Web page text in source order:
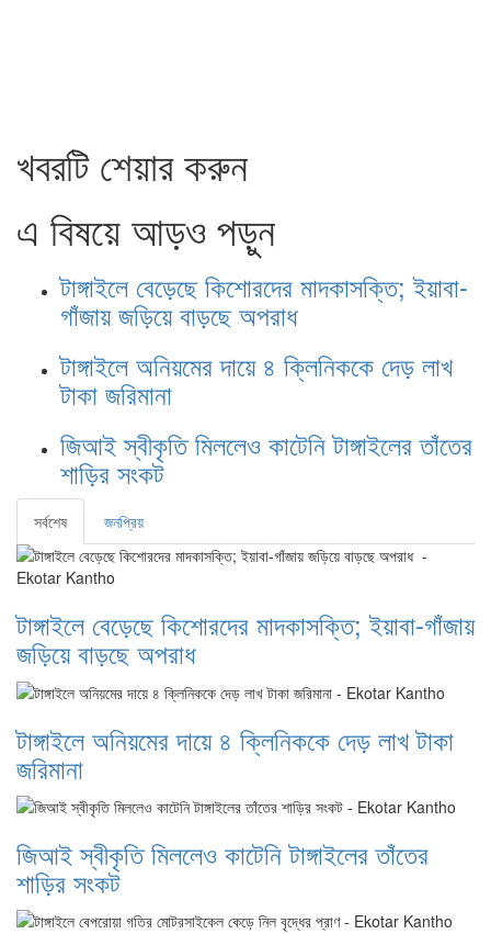
খবরটি শেয়ার করুন
এ বিষয়ে আড়ও পড়ুন
টাঙ্গাইলে বেড়েছে কিশোরদের মাদকাসক্তি; ইয়াবা-
গাঁজায় জড়িয়ে বাড়ছে অপরাধ
টাঙ্গাইলে অনিয়মের দায়ে ৪ ক্লিনিককে দেড় লাখ
টাকা জরিমানা
জিআই স্বীকৃতি মিললেও কাটেনি টাঙ্গাইলের তাঁতের
শাড়ির সংকট
সর্বশেষ জনপ্রিয়
টাঙ্গাইলে বেড়েছে কিশোরদের মাদকাসক্তি; ইয়াবা-গাঁজায়
জড়িয়ে বাড়ছে অপরাধ
টাঙ্গাইলে অনিয়মের দায়ে ৪ ক্লিনিককে দেড় লাখ টাকা
জরিমানা
জিআই স্বীকৃতি মিললেও কাটেনি টাঙ্গাইলের তাঁতের
শাড়ির সংকট